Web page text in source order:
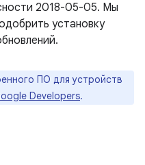
2018-05-05. Мы
установку
ПО для устройств
Developers.